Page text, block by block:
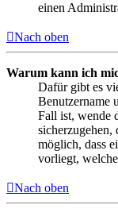
einen
Nach oben
Warum kann ich
Dafür gibt es
Benutzername
Fall ist, wende
sicherzugehen,
möglich, dass
vorliegt,
Nach oben